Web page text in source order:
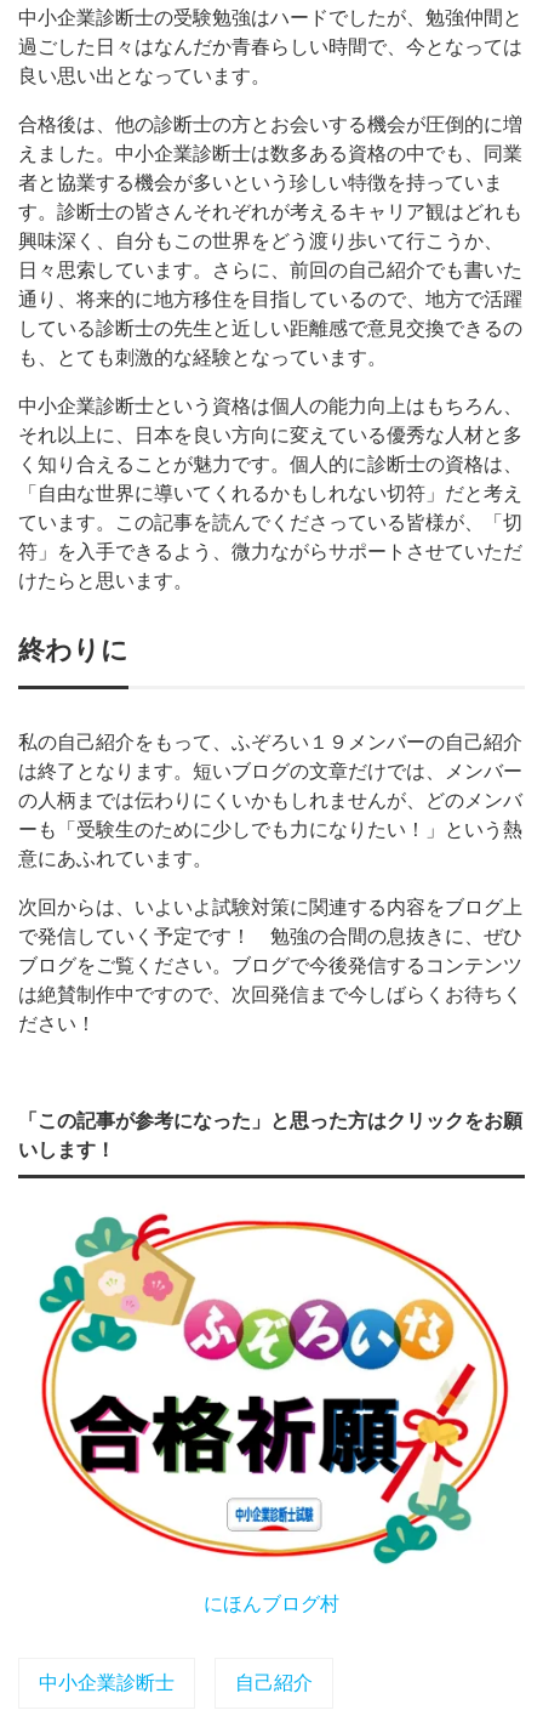
中小企業診断士の受験勉強はハードでしたが、勉強仲間と
過ごした日々はなんだか青春らしい時間で、今となっては
良い思い出となっています。
合格後は、他の診断士の方とお会いする機会が圧倒的に増
えました。中小企業診断士は数多ある資格の中でも、同業
者と協業する機会が多いという珍しい特徴を持っていま
す。診断士の皆さんそれぞれが考えるキャリア観はどれも
興味深く、自分もこの世界をどう渡り歩いて行こうか、
日々思索しています。さらに、前回の自己紹介でも書いた
通り、将来的に地方移住を目指しているので、地方で活躍
している診断士の先生と近しい距離感で意見交換できるの
も、とても刺激的な経験となっています。
中小企業診断士という資格は個人の能力向上はもちろん、
それ以上に、日本を良い方向に変えている優秀な人材と多
く知り合えることが魅力です。個人的に診断士の資格は、
「自由な世界に導いてくれるかもしれない切符」だと考え
ています。この記事を読んでくださっている皆様が、「切
符」を入手できるよう、微力ながらサポートさせていただ
けたらと思います。
終わりに
私の自己紹介をもって、ふぞろい１９メンバーの自己紹介
は終了となります。短いブログの文章だけでは、メンバー
の人柄までは伝わりにくいかもしれませんが、どのメンバ
ーも「受験生のために少しでも力になりたい！」という熱
意にあふれています。
次回からは、いよいよ試験対策に関連する内容をブログ上
で発信していく予定です！ 勉強の合間の息抜きに、ぜひ
ブログをご覧ください。ブログで今後発信するコンテンツ
は絶賛制作中ですので、次回発信まで今しばらくお待ちく
ださい！
「この記事が参考になった」と思った方はクリックをお願
いします！
にほんブログ村
中小企業診断士 自己紹介